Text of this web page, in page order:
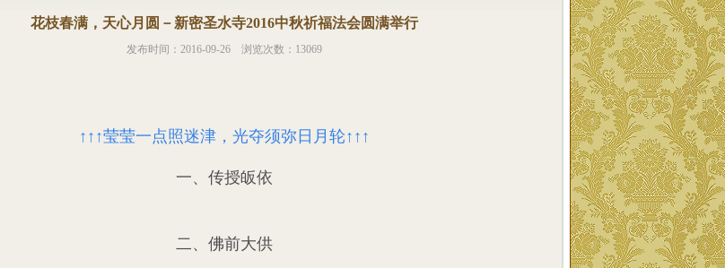
花枝春满，天心月圆－新密圣水寺2016中秋祈福法会圆满举行
发布时间：2016-09-26 浏览次数：13069
↑↑↑莹莹一点照迷津，光夺须弥日月轮↑↑↑
一、传授皈依
二、佛前大供